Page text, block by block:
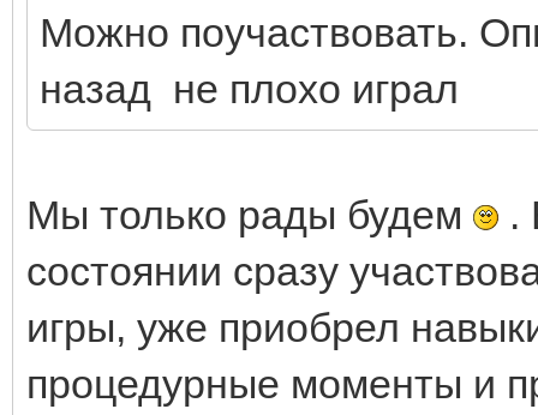
Можно поучаствовать.
назад не плохо играл
Мы только рады будем
.
состоянии сразу
игры, уже приобрел
процедурные моменты и